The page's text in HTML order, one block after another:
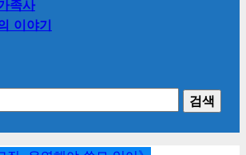
족사
이야기